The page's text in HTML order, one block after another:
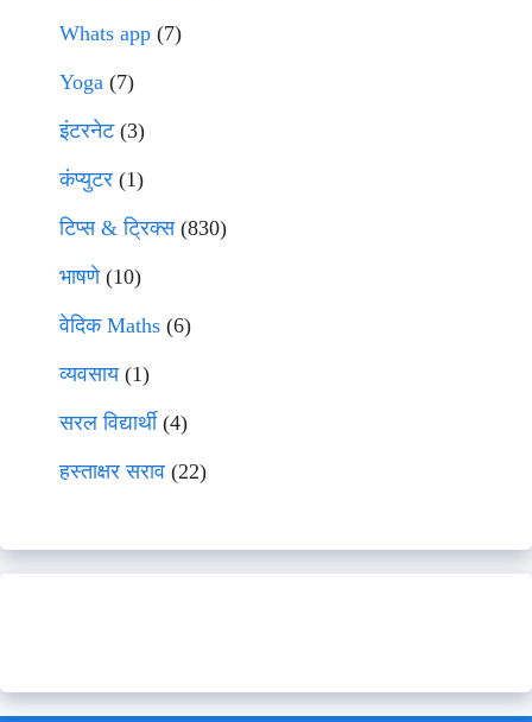
Whats app (7)
Yoga (7)
इंटरनेट(3)
कंप्युटर (1)
टिप्स & ट्रिक्स(830)
भाषणे(10)
वेदिक Maths (6)
व्यवसाय(1)
सरल विद्यार्थी(4)
हस्ताक्षर सराव (22)